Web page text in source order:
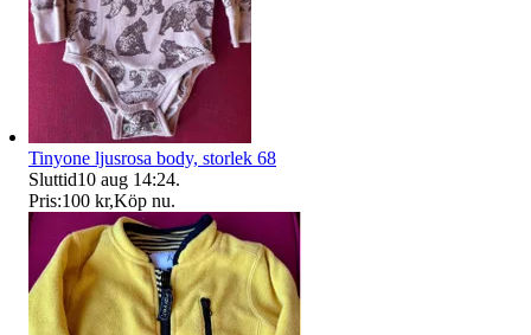
Tinyone ljusrosa body, storlek 68
Sluttid10 aug 14:24.
Pris:100 kr,Köp nu.